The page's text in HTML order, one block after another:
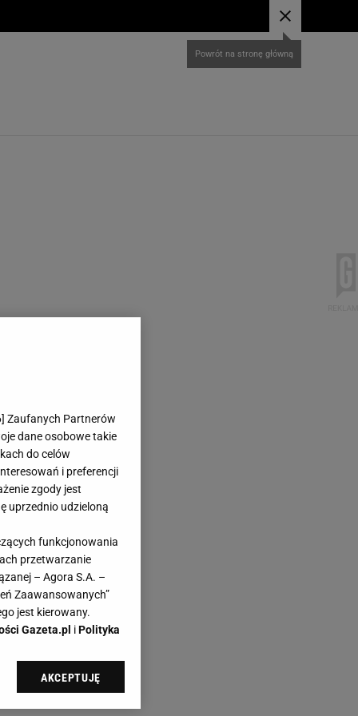
] Zaufanych Partnerów
dane osobowe takie
do celów
i preferencji
zgody jest
uprzednio udzieloną
funkcjonowania
przetwarzanie
– Agora S.A. –
Zaawansowanych”
jest kierowany.
Gazeta.pl iPolityka
sp. z o.o., jej
AKCEPTUJĘ